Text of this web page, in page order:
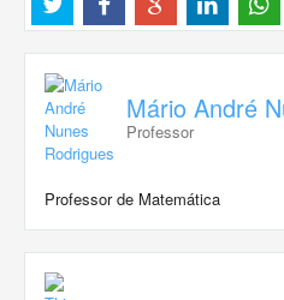
Mário André
Professor
Professor de Matemática